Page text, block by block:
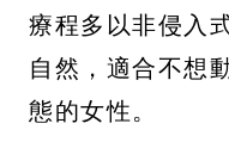
療程多以非侵入
自然，適合不想
態的女性。